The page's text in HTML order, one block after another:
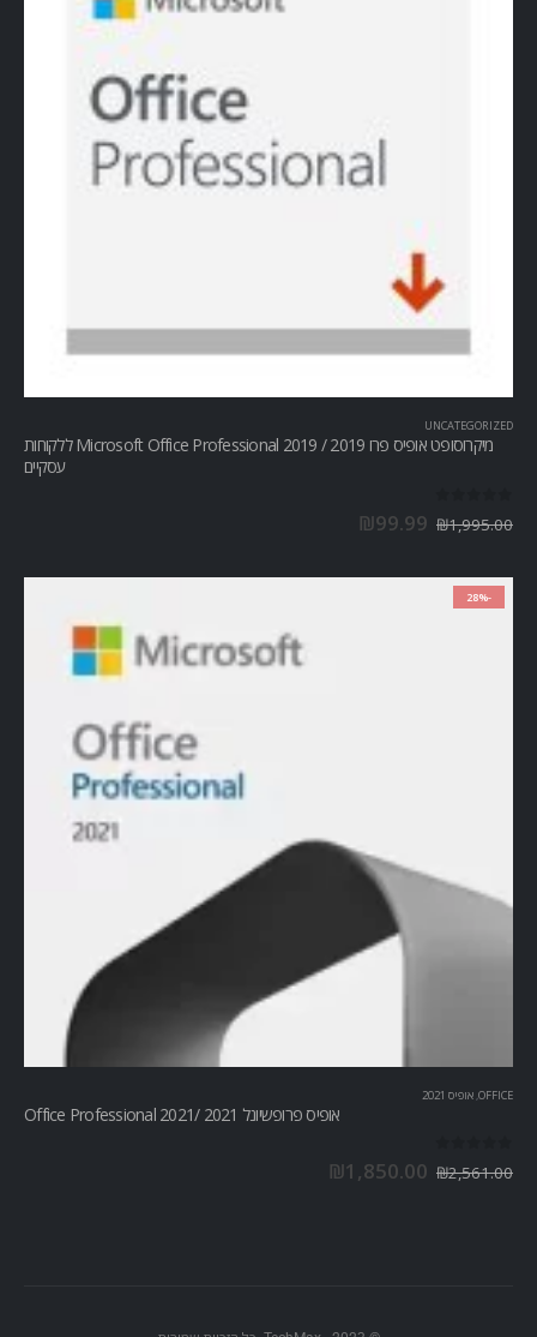
UNCATEGORIZED
מיקרוסופט אופיס פרו Microsoft Office Professional 2019 / 2019 ללקוחות
עסקיים
₪1,995.00
₪99.99
-28%
OFFICE
, אופיס 2021
אופיס פרופשיונל 2021 /Office Professional 2021
₪2,561.00
₪1,850.00